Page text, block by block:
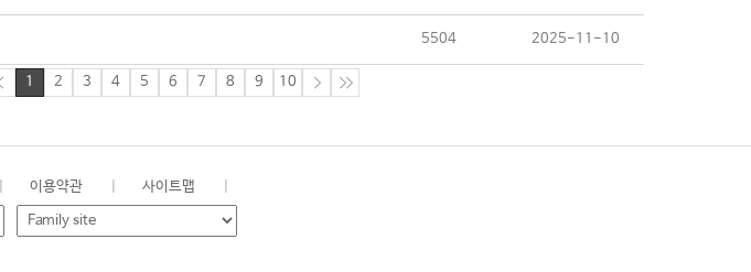
5504 2025-11-10
1 2 3 4 5 6 7 8 9 10
이용약관 사이트맵